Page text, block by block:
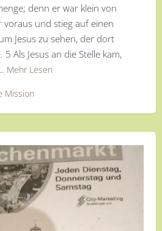
denn er war klein von
voraus und stieg auf einen
Jesus zu sehen, der dort
Als Jesus an die Stelle kam,
Mehr Lesen
Mission